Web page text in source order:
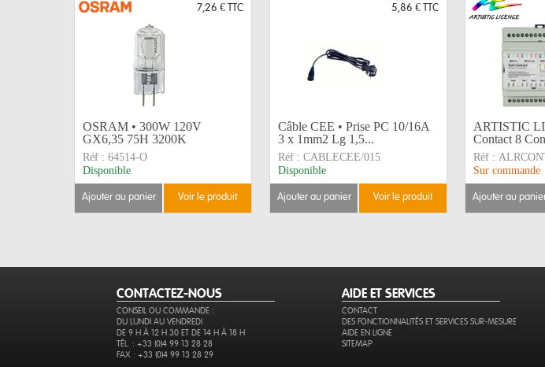
7,26 € TTC
OSRAM • 300W 120V
GX6,35 75H 3200K
Réf : 64514-O
Disponible
ajouter au panier voir le produit
5,86 € TTC
Câble CEE • Prise PC 10/16A
3 x 1mm2 Lg 1,5...
Réf : CABLECEE/015
Disponible
ajouter au panier voir le produit
ARTISTIC
Contact 8
Réf :
Sur commande
ajouter au
CONTACTEZ-NOUS
CONSEIL OU COMMANDE :
DU LUNDI AU VENDREDI
DE 9 H À 12 H 30 ET DE 14 H À 18 H
TÉL. : +33 (0)4 99 13 28 28
FAX : +33 (0)4 99 13 28 29
AIDE ET SERVICES
CONTACT
DES FONCTIONNALITÉS ET SERVICES SUR-MESURE
AIDE EN LIGNE
SITEMAP